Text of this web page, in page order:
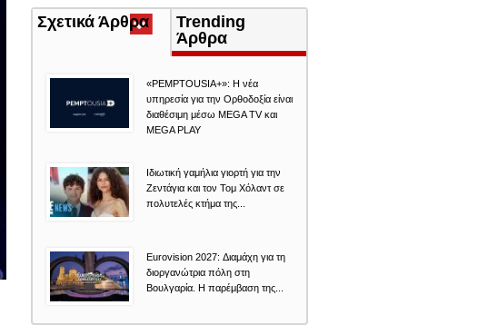
Σχετικά Άρθρα (ενεργή
καρτέλα)
Trending
Άρθρα
«PEMPTOUSIA+»: Η νέα
υπηρεσία για την Ορθοδοξία είναι
διαθέσιμη μέσω MEGA TV και
MEGA PLAY
Ιδιωτική γαμήλια γιορτή για την
Ζεντάγια και τον Τομ Χόλαντ σε
πολυτελές κτήμα της...
Eurovision 2027: Διαμάχη για τη
διοργανώτρια πόλη στη
Βουλγαρία. Η παρέμβαση της...